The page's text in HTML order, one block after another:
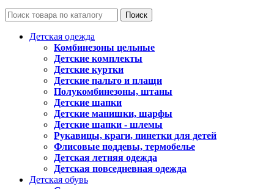
Поиск
Детская одежда
Комбинезоны цельные
Детские комплекты
Детские куртки
Детские пальто и плащи
Полукомбинезоны, штаны
Детские шапки
Детские манишки, шарфы
Детские шапки - шлемы
Рукавицы, краги, пинетки для детей
Флисовые поддевы, термобелье
Детская летняя одежда
Детская повседневная одежда
Детская обувь